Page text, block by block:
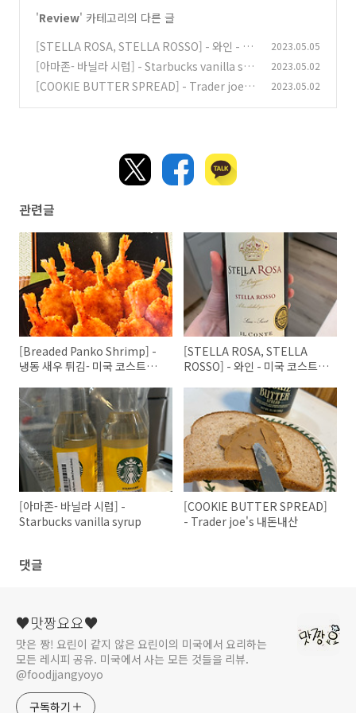
'Review' 카테고리의 다른 글
[STELLA ROSA, STELLA ROSSO] - 와인 - 미
국 코스트코 리뷰
(0)
2023.05.05
[아마존- 바닐라 시럽] - Starbucks vanilla syr
up
(1)
2023.05.02
[COOKIE BUTTER SPREAD] - Trader joe's
2023.05.02
관련글
[Breaded Panko Shrimp] -
냉동 새우 튀김- 미국 코스트코
[STELLA ROSA, STELLA
ROSSO] - 와인 - 미국 코스트코
[아마존- 바닐라 시럽] -
Starbucks vanilla syrup
[COOKIE BUTTER SPREAD]
- Trader joe's 내돈내산
댓글
♥맛짱요요♥
맛은 짱! 요린이 같지 않은 요린이의 미국에서 요리하는
모든 레시피 공유. 미국에서 사는 모든 것들을 리뷰.
@foodjjangyoyo
구독하기